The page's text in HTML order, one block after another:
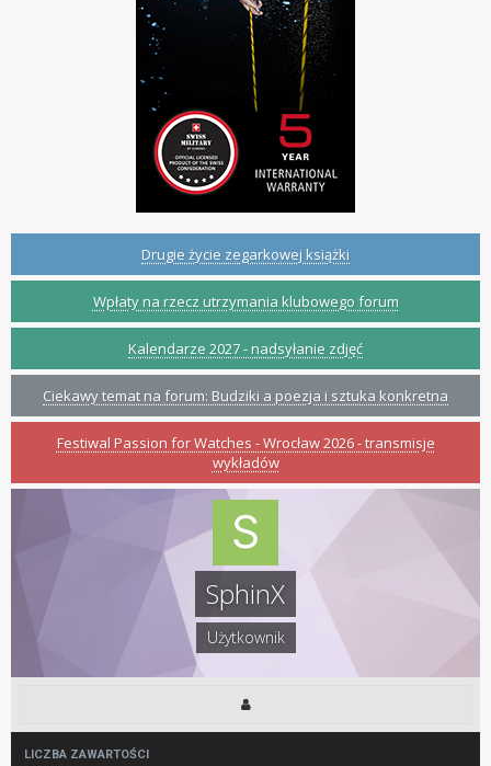
Drugie życie zegarkowej książki
Wpłaty na rzecz utrzymania klubowego forum
Kalendarze 2027 - nadsyłanie zdjęć
Ciekawy temat na forum: Budziki a poezja i sztuka konkretna
Festiwal Passion for Watches - Wrocław 2026 - transmisje
wykładów
SphinX
Użytkownik
LICZBA ZAWARTOŚCI